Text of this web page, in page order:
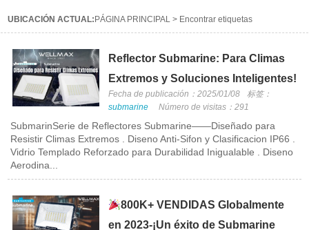
UBICACIÓN ACTUAL: PÁGINA PRINCIPAL > Encontrar etiquetas
Reflector Submarine: Para Climas
Extremos y Soluciones Inteligentes!
Fecha de publicación：2025/01/08
标签：
submarine
Número de visitas：291
SubmarinSerie de Reflectores Submarine——Diseñado para
Resistir Climas Extremos . Diseno Anti-Sifon y Clasificacion IP66 .
Vidrio Templado Reforzado para Durabilidad Inigualable . Diseno
Aerodina...
800K+ VENDIDAS Globalmente
en 2023-¡Un éxito de Submarine